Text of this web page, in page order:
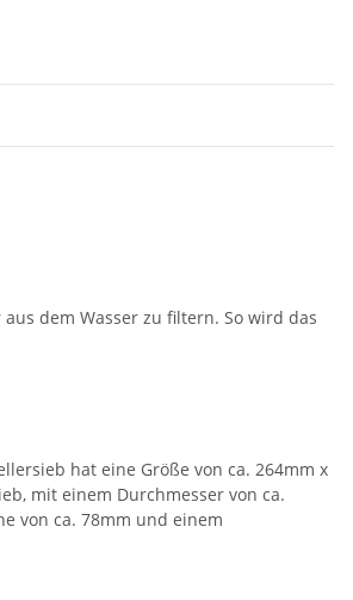
dem Wasser zu filtern. So wird das
hat eine Größe von ca. 264mm x
mit einem Durchmesser von ca.
von ca. 78mm und einem